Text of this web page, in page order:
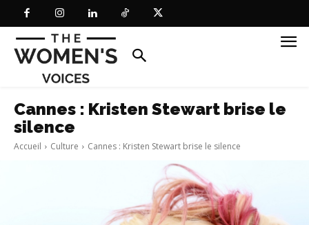
Cannes : Kristen Stewart brise le
silence
Accueil Culture Cannes : Kristen Stewart brise le silence